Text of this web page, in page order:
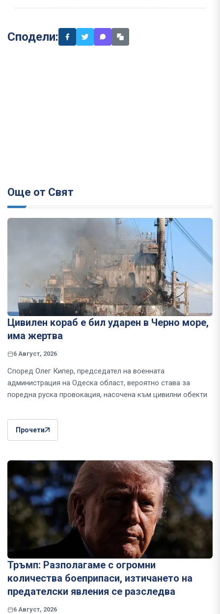
Сподели:
Още от Свят
Цивилен кораб е бил ударен в Черно море,
има жертва
6 Август, 2026
Според Олег Кипер, председател на военната
администрация на Одеска област, вероятно става за
поредна руска провокация, насочена към цивилни обекти
Прочети
Тръмп: Разполагаме с огромни
количества боеприпаси, изтичането на
предателски явления се разследва
6 Август, 2026